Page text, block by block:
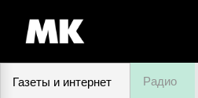
Газеты и интернет Радио